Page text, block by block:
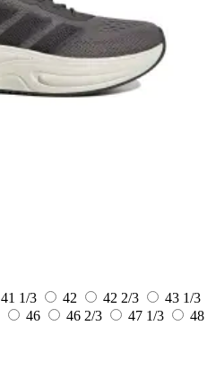
41 1/3 42 42 2/3
43 1/3
46 46 2/3 47 1/3
48